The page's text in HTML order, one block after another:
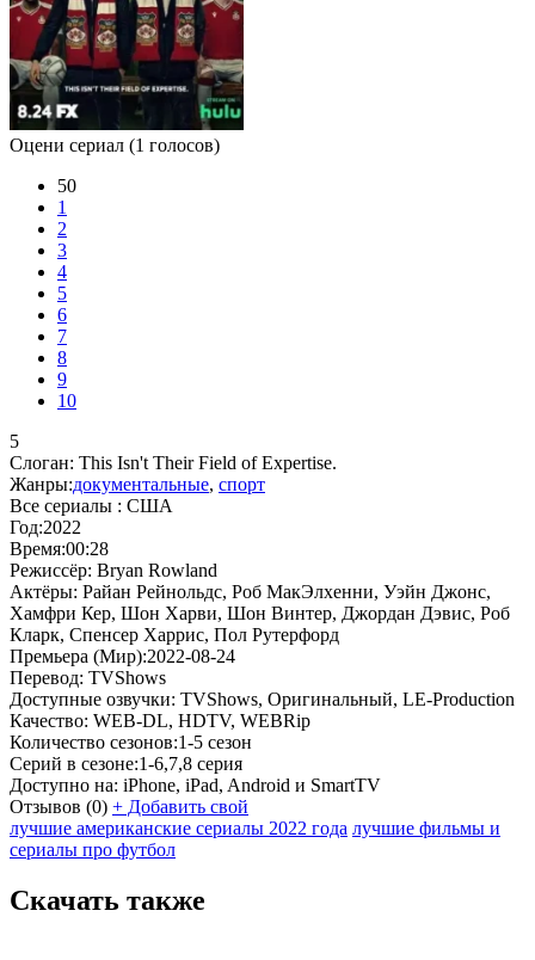
Оцени сериал (1 голосов)
50
1
2
3
4
5
6
7
8
9
10
5
Слоган: This Isn't Their Field of Expertise.
Жанры:документальные, спорт
Все сериалы : США
Год:2022
Время:00:28
Режиссёр: Bryan Rowland
Актёры: Райан Рейнольдс, Роб МакЭлхенни, Уэйн Джонс,
Хамфри Кер, Шон Харви, Шон Винтер, Джордан Дэвис, Роб
Кларк, Спенсер Харрис, Пол Рутерфорд
Премьера (Мир):2022-08-24
Перевод: TVShows
Доступные озвучки: TVShows, Оригинальный, LE-Production
Качество: WEB-DL, HDTV, WEBRip
Количество сезонов:1-5 сезон
Серий в сезоне:1-6,7,8 серия
Доступно на: iPhone, iPad, Android и SmartTV
Отзывов (0) + Добавить свой
лучшие американские сериалы 2022 года лучшие фильмы и
сериалы про футбол
Скачать также